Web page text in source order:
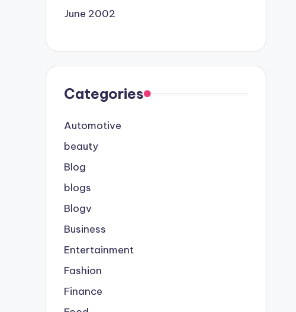
June 2002
Categories
Automotive
beauty
Blog
blogs
Blogv
Business
Entertainment
Fashion
Finance